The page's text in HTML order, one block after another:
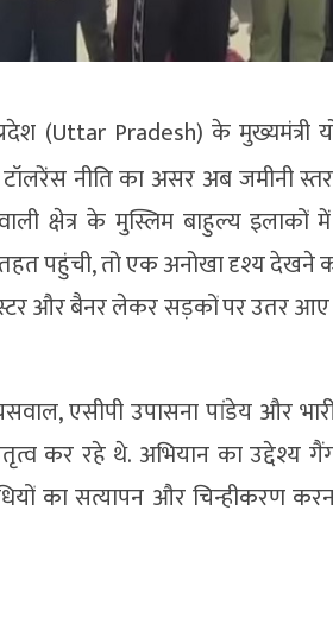
(Uttar Pradesh) के
नीति का असर अब जमीनी
क्षेत्र के मुस्लिम बाहुल्य
पहुंची, तो एक अनोखा दृश्य देखने
और बैनर लेकर सड़कों पर उतर
एसीपी उपासना पांडेय और
कर रहे थे. अभियान का उद्देश्य
का सत्यापन और चिन्हीकरण